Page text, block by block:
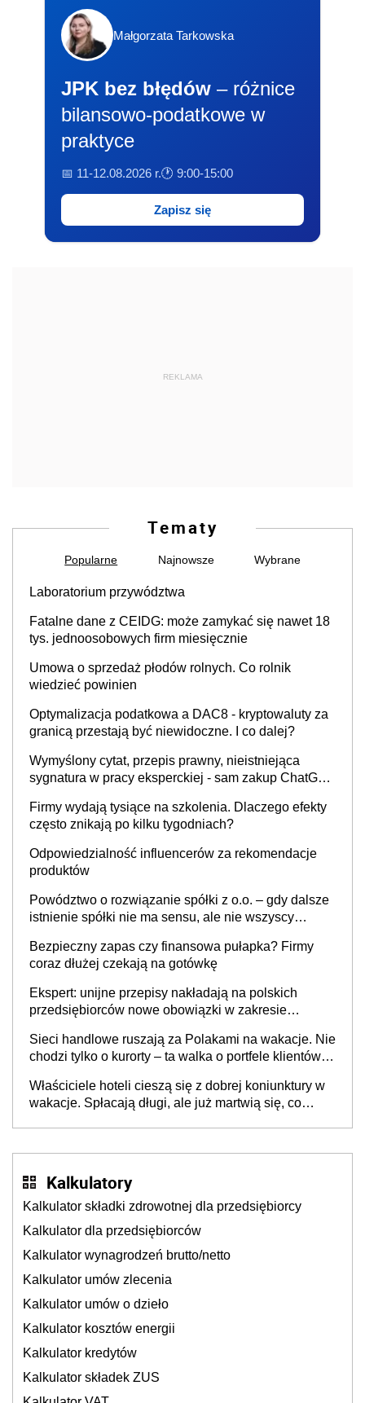
Małgorzata Tarkowska
JPK bez błędów – różnice
bilansowo-podatkowe w
praktyce
📅 11-12.08.2026 r.🕐 9:00-15:00
Zapisz się
REKLAMA
Tematy
Popularne Najnowsze Wybrane
Laboratorium przywództwa
Fatalne dane z CEIDG: może zamykać się nawet 18
tys. jednoosobowych firm miesięcznie
Umowa o sprzedaż płodów rolnych. Co rolnik
wiedzieć powinien
Optymalizacja podatkowa a DAC8 - kryptowaluty za
granicą przestają być niewidoczne. I co dalej?
Wymyślony cytat, przepis prawny, nieistniejąca
sygnatura w pracy eksperckiej - sam zakup ChatGPT
Firmy wydają tysiące na szkolenia. Dlaczego efekty
często znikają po kilku tygodniach?
Odpowiedzialność influencerów za rekomendacje
produktów
Powództwo o rozwiązanie spółki z o.o. – gdy dalsze
istnienie spółki nie ma sensu, ale nie wszyscy
Bezpieczny zapas czy finansowa pułapka? Firmy
coraz dłużej czekają na gotówkę
Ekspert: unijne przepisy nakładają na polskich
przedsiębiorców nowe obowiązki w zakresie
Sieci handlowe ruszają za Polakami na wakacje. Nie
chodzi tylko o kurorty – ta walka o portfele klientów
cichu
Właściciele hoteli cieszą się z dobrej koniunktury w
wakacje. Spłacają długi, ale już martwią się, co
Kalkulatory
Kalkulator składki zdrowotnej dla przedsiębiorcy
Kalkulator dla przedsiębiorców
Kalkulator wynagrodzeń brutto/netto
Kalkulator umów zlecenia
Kalkulator umów o dzieło
Kalkulator kosztów energii
Kalkulator kredytów
Kalkulator składek ZUS